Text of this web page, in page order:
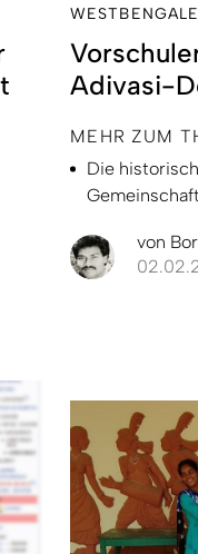
Adivasi-
MEHR ZUM
Die
von